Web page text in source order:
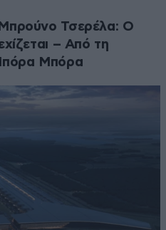
Τσερέλα: Ο
– Από τη
Μπόρα